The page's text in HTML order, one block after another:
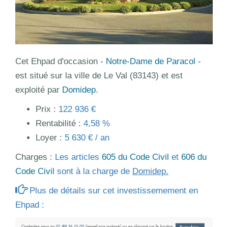
Cet Ehpad d'occasion - Notre-Dame de Paracol -
est situé sur la ville de Le Val (83143) et est
exploité par Domidep.
Prix : 122 936 €
Rentabilité : 4,58 %
Loyer : 5 630 € / an
Charges : Les articles 605 du Code Civil et 606 du
Code Civil sont à la charge de Domidep.
Plus de détails sur cet investissemement en
Ehpad :